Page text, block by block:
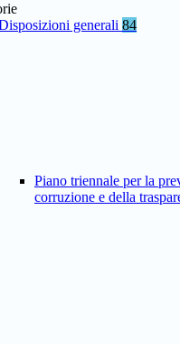
generali 84
Piano triennale per la
corruzione e della